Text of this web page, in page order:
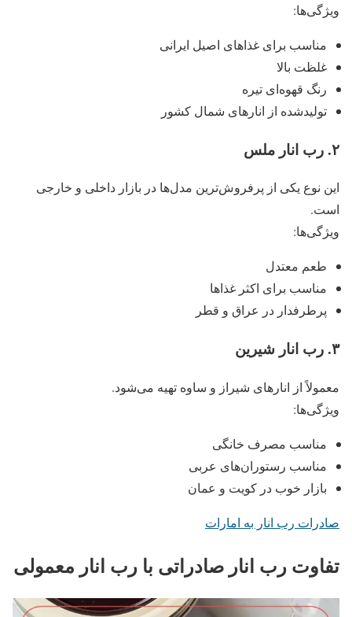
ویژگی‌ها:
مناسب برای غذاهای اصیل ایرانی
غلظت بالا
رنگ قهوه‌ای تیره
تولیدشده از انارهای شمال کشور
۲.رب انار ملس
این نوع یکی از پرفروش‌ترین مدل‌ها در بازار داخلی و خارجی
است.
ویژگی‌ها:
طعم معتدل
مناسب برای اکثر غذاها
پرطرفدار در عراق و قطر
۳.رب انار شیرین
معمولاً از انارهای شیراز و ساوه تهیه می‌شود.
ویژگی‌ها:
مناسب مصرف خانگی
مناسب رستوران‌های عربی
بازار خوب در کویت و عمان
صادرات رب انار به امارات
تفاوت رب انار صادراتی با رب انار معمولی